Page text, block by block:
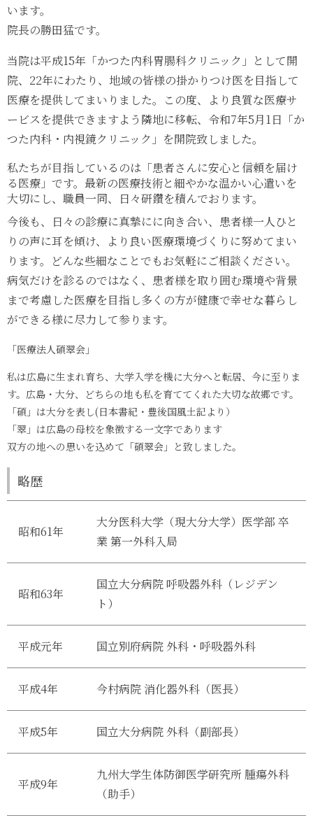
います。
院長の勝田猛です。
当院は平成15年「かつた内科胃腸科クリニック」として開
院、22年にわたり、地域の皆様の掛かりつけ医を目指して
医療を提供してまいりました。この度、より良質な医療サ
ービスを提供できますよう隣地に移転、令和7年5月1日「か
つた内科・内視鏡クリニック」を開院致しました。
私たちが目指しているのは「患者さんに安心と信頼を届け
る医療」です。最新の医療技術と細やかな温かい心遣いを
大切にし、職員一同、日々研鑽を積んでおります。
今後も、日々の診療に真摯にに向き合い、患者様一人ひと
りの声に耳を傾け、より良い医療環境づくりに努めてまい
ります。どんな些細なことでもお気軽にご相談ください。
病気だけを診るのではなく、患者様を取り囲む環境や背景
まで考慮した医療を目指し多くの方が健康で幸せな暮らし
ができる様に尽力して参ります。
「医療法人碩翠会」
私は広島に生まれ育ち、大学入学を機に大分へと転居、今に至りま
す。広島・大分、どちらの地も私を育ててくれた大切な故郷です。
「碩」は大分を表し(日本書紀・豊後国風土記より）
「翠」は広島の母校を象徴する一文字であります
双方の地への思いを込めて「碩翠会」と致しました。
略歴
昭和61年
大分医科大学（現大分大学）医学部 卒
業 第一外科入局
昭和63年
国立大分病院 呼吸器外科（レジデン
ト）
平成元年 国立別府病院 外科・呼吸器外科
平成4年 今村病院 消化器外科（医長）
平成5年 国立大分病院 外科（副部長）
平成9年
九州大学生体防御医学研究所 腫瘍外科
（助手）